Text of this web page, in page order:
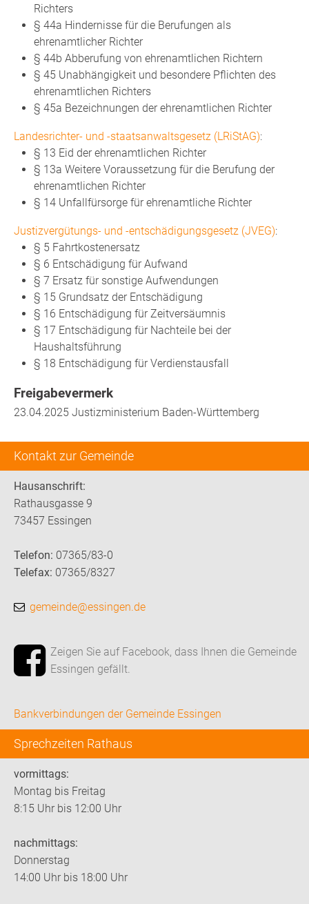
Kontakt zur Gemeinde
Hausanschrift:
Rathausgasse 9
73457 Essingen
Telefon: 07365/83-0
Telefax: 07365/8327
gemeinde@essingen.de
Zeigen Sie auf Facebook, dass Ihnen die Gemeinde
Essingen gefällt.
Bankverbindungen der Gemeinde Essingen
Sprechzeiten Rathaus
vormittags:
Montag bis Freitag
8:15 Uhr bis 12:00 Uhr
nachmittags:
Donnerstag
14:00 Uhr bis 18:00 Uhr
Richters
§ 44a Hindernisse für die Berufungen als
ehrenamtlicher Richter
§ 44b Abberufung von ehrenamtlichen Richtern
§ 45 Unabhängigkeit und besondere Pflichten des
ehrenamtlichen Richters
§ 45a Bezeichnungen der ehrenamtlichen Richter
Landesrichter- und -staatsanwaltsgesetz (LRiStAG):
§ 13 Eid der ehrenamtlichen Richter
§ 13a Weitere Voraussetzung für die Berufung der
ehrenamtlichen Richter
§ 14 Unfallfürsorge für ehrenamtliche Richter
Justizvergütungs- und -entschädigungsgesetz (JVEG):
§ 5 Fahrtkostenersatz
§ 6 Entschädigung für Aufwand
§ 7 Ersatz für sonstige Aufwendungen
§ 15 Grundsatz der Entschädigung
§ 16 Entschädigung für Zeitversäumnis
§ 17 Entschädigung für Nachteile bei der
Haushaltsführung
§ 18 Entschädigung für Verdienstausfall
Freigabevermerk
23.04.2025 Justizministerium Baden-Württemberg